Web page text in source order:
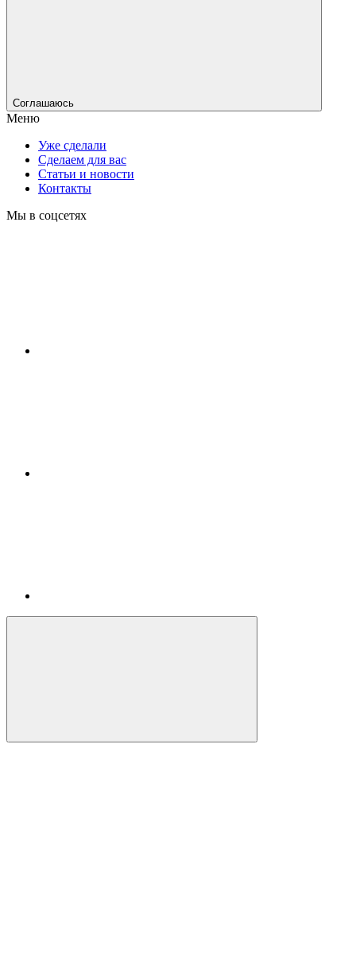
Соглашаюсь
Меню
Уже сделали
Сделаем для вас
Статьи и новости
Контакты
Мы в соцсетях